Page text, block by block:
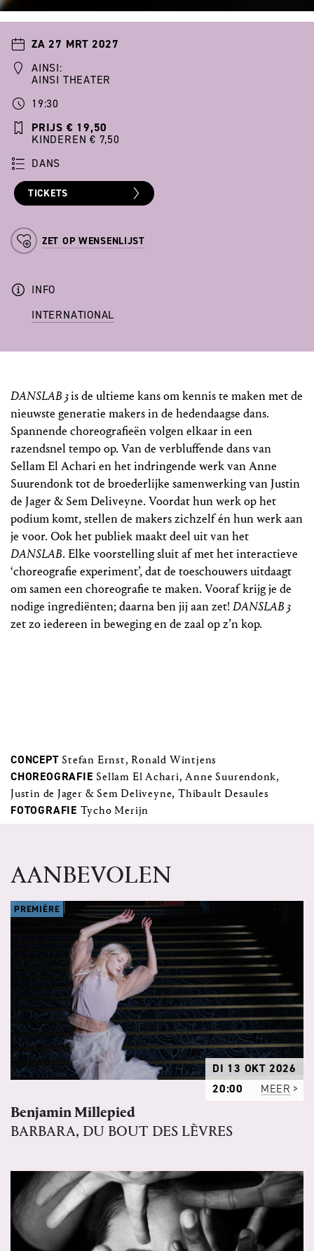
DANSLAB 3is de ultieme kans om kennis te maken met de
nieuwste generatie makers in de hedendaagse dans.
Spannende choreografieën volgen elkaar in een
razendsnel tempo op. Van de verbluffende dans van
Sellam El Achari en het indringende werk van Anne
Suurendonk tot de broederlijke samenwerking van Justin
de Jager & Sem Deliveyne. Voordat hun werk op het
podium komt, stellen de makers zichzelf én hun werk aan
je voor. Ook het publiek maakt deel uit van het
DANSLAB. Elke voorstelling sluit af met het interactieve
‘choreografie experiment’, dat de toeschouwers uitdaagt
om samen een choreografie te maken. Vooraf krijg je de
nodige ingrediënten; daarna ben jij aan zet! DANSLAB 3
zet zo iedereen in beweging en de zaal op z’n kop.
ZA 27 MRT 2027
AINSI:
AINSI THEATER
19:30
PRIJS € 19,50
KINDEREN € 7,50
DANS
TICKETS
ZET OP WENSENLIJST
INFO
INTERNATIONAL
CONCEPTStefan Ernst, Ronald Wintjens
CHOREOGRAFIESellam El Achari, Anne Suurendonk,
Justin de Jager & Sem Deliveyne, Thibault Desaules
FOTOGRAFIE Tycho Merijn
AANBEVOLEN
PREMIÈRE
DI 13 OKT 2026
20:00
MEER
Benjamin Millepied
BARBARA, DU BOUT DES LÈVRES